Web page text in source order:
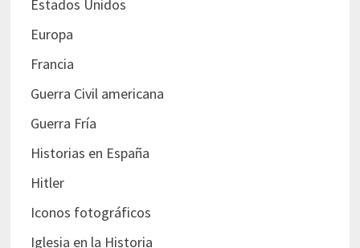
Estados Unidos
Europa
Francia
Guerra Civil americana
Guerra Fría
Historias en España
Hitler
Iconos fotográficos
Iglesia en la Historia